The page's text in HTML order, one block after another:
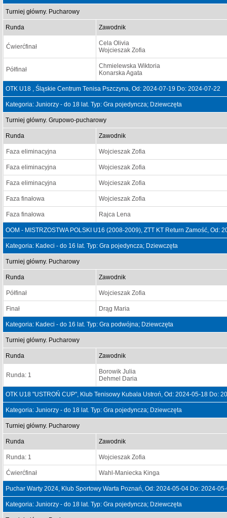
Turniej główny. Pucharowy
Runda Zawodnik
Ćwierćfinał
Cela Olivia
Wojcieszak Zofia
Półfinał
Chmielewska Wiktoria
Konarska Agata
OTK U18 , Śląskie Centrum Tenisa Pszczyna, Od: 2024-07-19 Do: 2024-07-22
Kategoria: Juniorzy - do 18 lat. Typ: Gra pojedyncza; Dziewczęta
Turniej główny. Grupowo-pucharowy
Runda Zawodnik
Faza eliminacyjna Wojcieszak Zofia
Faza eliminacyjna Wojcieszak Zofia
Faza eliminacyjna Wojcieszak Zofia
Faza finałowa Wojcieszak Zofia
Faza finałowa Rajca Lena
OOM - MISTRZOSTWA POLSKI U16 (2008-2009), ZTT KT Return Zamość, Od:
Kategoria: Kadeci - do 16 lat. Typ: Gra pojedyncza; Dziewczęta
Turniej główny. Pucharowy
Runda Zawodnik
Półfinał Wojcieszak Zofia
Finał Drąg Maria
Kategoria: Kadeci - do 16 lat. Typ: Gra podwójna; Dziewczęta
Turniej główny. Pucharowy
Runda Zawodnik
Runda: 1
Borowik Julia
Dehmel Daria
OTK U18 "USTROŃ CUP", Klub Tenisowy Kubala Ustroń, Od: 2024-05-18 Do:
Kategoria: Juniorzy - do 18 lat. Typ: Gra pojedyncza; Dziewczęta
Turniej główny. Pucharowy
Runda Zawodnik
Runda: 1 Wojcieszak Zofia
Ćwierćfinał Wahl-Maniecka Kinga
Puchar Warty 2024, Klub Sportowy Warta Poznań, Od: 2024-05-04 Do: 2024-
Kategoria: Juniorzy - do 18 lat. Typ: Gra pojedyncza; Dziewczęta